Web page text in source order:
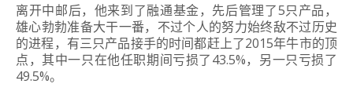
离开中邮后，他来到了融通基金，先后管理了5只产品，
雄心勃勃准备大干一番，不过个人的努力始终敌不过历史
的进程，有三只产品接手的时间都赶上了2015年牛市的顶
点，其中一只在他任职期间亏损了43.5%，另一只亏损了
49.5%。